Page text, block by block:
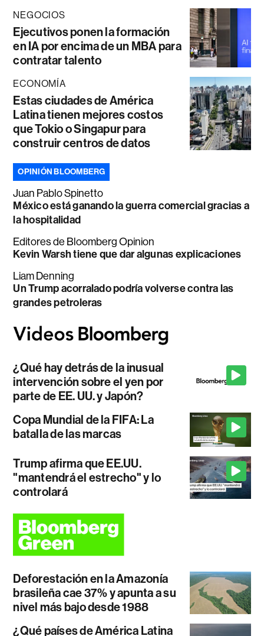
NEGOCIOS
Ejecutivos ponen la formación
en IA por encima de un MBA para
contratar talento
ECONOMÍA
Estas ciudades de América
Latina tienen mejores costos
que Tokio o Singapur para
construir centros de datos
OPINIÓN BLOOMBERG
Juan Pablo Spinetto
México está ganando la guerra comercial gracias a
la hospitalidad
Editores de Bloomberg Opinion
Kevin Warsh tiene que dar algunas explicaciones
Liam Denning
Un Trump acorralado podría volverse contra las
grandes petroleras
¿Qué hay detrás de la inusual
intervención sobre el yen por
parte de EE. UU. y Japón?
Copa Mundial de la FIFA: La
batalla de las marcas
Trump afirma que EE.UU.
"mantendrá el estrecho" y lo
controlará
Deforestación en la Amazonía
brasileña cae 37% y apunta a su
nivel más bajo desde 1988
¿Qué países de América Latina